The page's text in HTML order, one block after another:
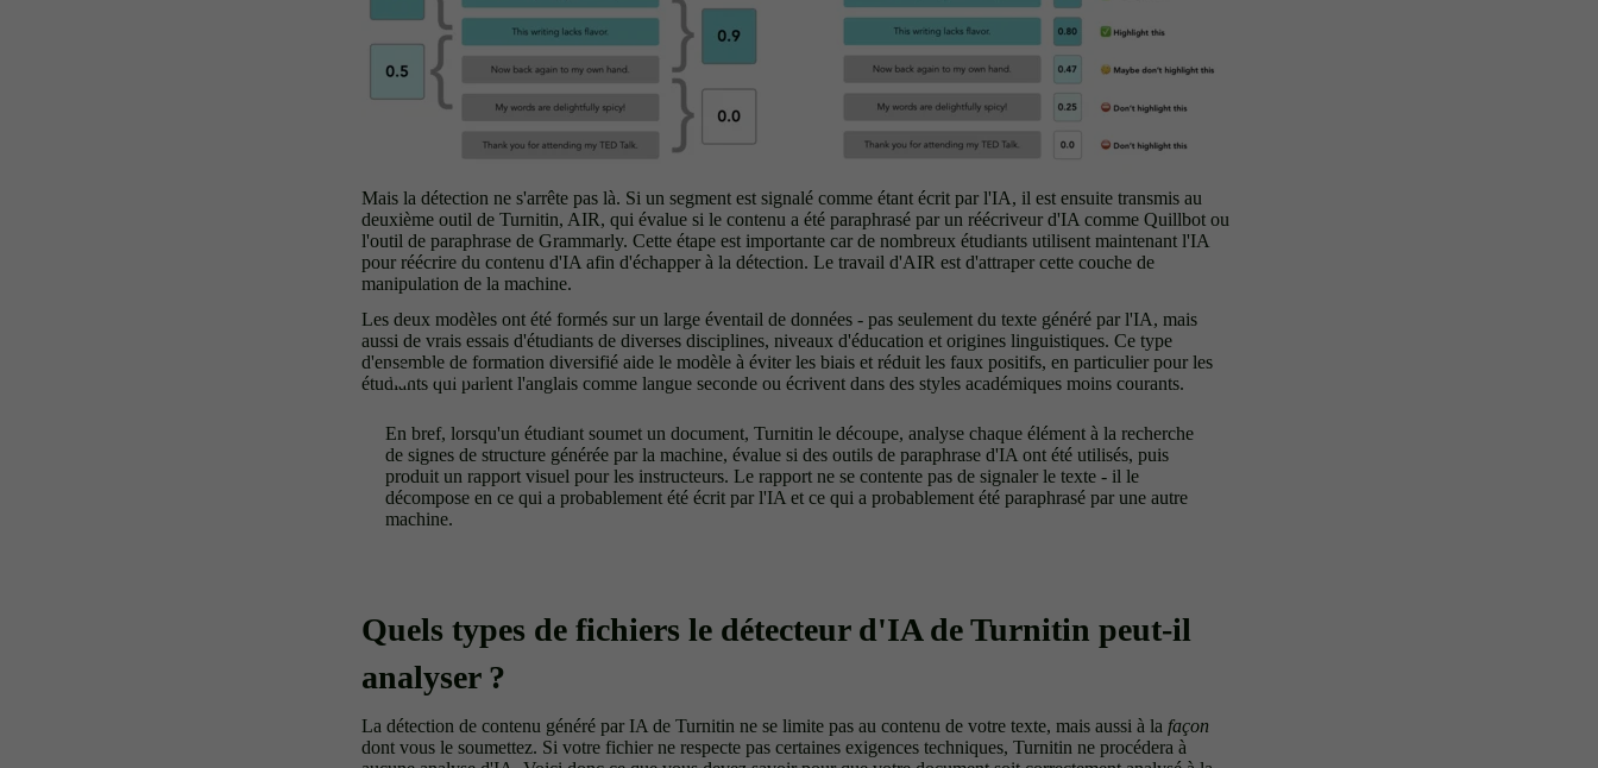
Mais la détection ne s'arrête pas là. Si un segment est signalé comme étant écrit par l'IA, il est ensuite transmis au
deuxième outil de Turnitin, AIR, qui évalue si le contenu a été paraphrasé par un réécriveur d'IA comme Quillbot ou
l'outil de paraphrase de Grammarly. Cette étape est importante car de nombreux étudiants utilisent maintenant l'IA
pour réécrire du contenu d'IA afin d'échapper à la détection. Le travail d'AIR est d'attraper cette couche de
manipulation de la machine.
Les deux modèles ont été formés sur un large éventail de données - pas seulement du texte généré par l'IA, mais
aussi de vrais essais d'étudiants de diverses disciplines, niveaux d'éducation et origines linguistiques. Ce type
d'ensemble de formation diversifié aide le modèle à éviter les biais et réduit les faux positifs, en particulier pour les
étudiants qui parlent l'anglais comme langue seconde ou écrivent dans des styles académiques moins courants.
En bref, lorsqu'un étudiant soumet un document, Turnitin le découpe, analyse chaque élément à la recherche
de signes de structure générée par la machine, évalue si des outils de paraphrase d'IA ont été utilisés, puis
produit un rapport visuel pour les instructeurs. Le rapport ne se contente pas de signaler le texte - il le
décompose en ce qui a probablement été écrit par l'IA et ce qui a probablement été paraphrasé par une autre
machine.
Quels types de fichiers le détecteur d'IA de Turnitin peut-il
analyser ?
La détection de contenu généré par IA de Turnitin ne se limite pas au contenu de votre texte, mais aussi à la façon
dont vous le soumettez. Si votre fichier ne respecte pas certaines exigences techniques, Turnitin ne procédera à